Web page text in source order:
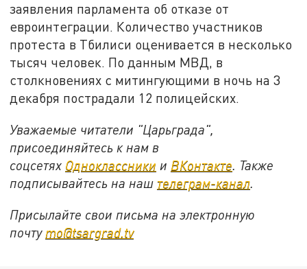
заявления парламента об отказе от
евроинтеграции. Количество участников
протеста в Тбилиси оценивается в несколько
тысяч человек. По данным МВД, в
столкновениях с митингующими в ночь на 3
декабря пострадали 12 полицейских.
Уважаемые читатели "Царьграда",
присоединяйтесь к нам в
соцсетях Одноклассники и ВКонтакте. Также
подписывайтесь на наш телеграм-канал.
Присылайте свои письма на электронную
почту mo@tsargrad.tv